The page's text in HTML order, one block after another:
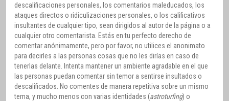
descalificaciones personales, los comentarios maleducados, los
ataques directos o ridiculizaciones personales, o los calificativos
insultantes de cualquier tipo, sean dirigidos al autor de la página o a
cualquier otro comentarista. Estás en tu perfecto derecho de
comentar anónimamente, pero por favor, no utilices el anonimato
para decirles a las personas cosas que no les dirías en caso de
tenerlas delante. Intenta mantener un ambiente agradable en el que
las personas puedan comentar sin temor a sentirse insultados o
descalificados. No comentes de manera repetitiva sobre un mismo
tema, y mucho menos con varias identidades (astroturfing) o